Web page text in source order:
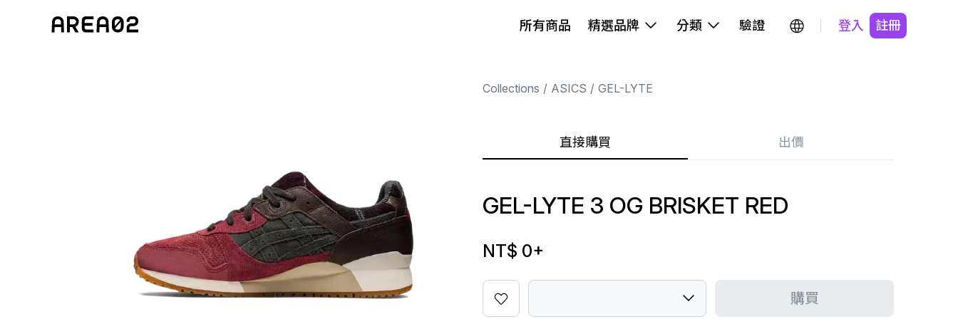
所有商品 精選品牌 分類 驗證 登入 註冊
Collections ASICS GEL-LYTE
直接購買 出價
GEL-LYTE 3 OG BRISKET RED
NT$ 0+
購買